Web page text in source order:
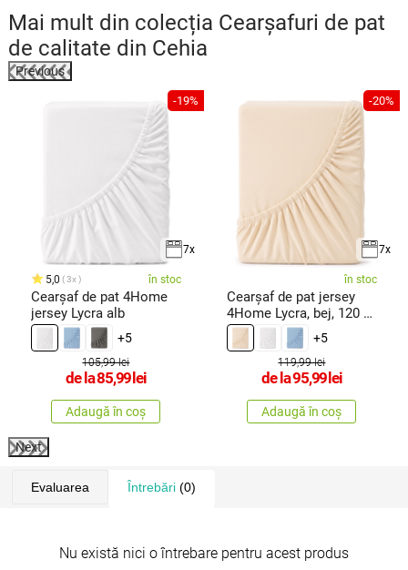
Mai mult din colecția Cearșafuri de pat
de calitate din Cehia
Previous
-19%
7x
5,0 3x în stoc
Cearșaf de pat 4Home
jersey Lycra alb
+5
105,99 lei
de la85,99 lei
Adaugă în coș
-20%
7x
în stoc
Cearșaf de pat jersey
4Home Lycra, bej, 120 x
200
+5
119,99 lei
de la95,99 lei
Adaugă în coș
Next
Evaluarea Întrebări(0)
Nu există nici o întrebare pentru acest produs